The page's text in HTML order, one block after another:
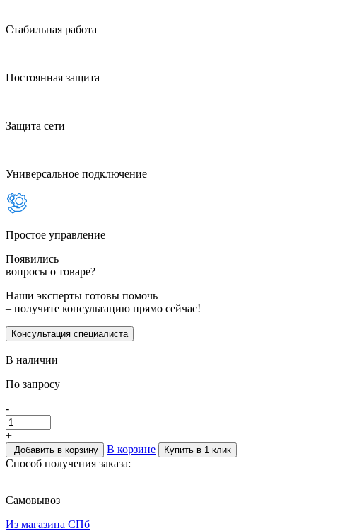
Стабильная работа
Постоянная защита
Защита сети
Универсальное подключение
Простое управление
Появились
вопросы о товаре?
Наши эксперты готовы помочь
– получите консультацию прямо сейчас!
Консультация специалиста
В наличии
По запросу
-
+
Добавить в корзину В корзине Купить в 1 клик
Способ получения заказа:
Самовывоз
Из магазина СПб